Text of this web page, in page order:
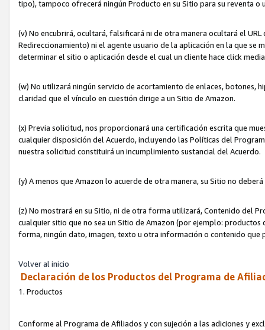
tipo), tampoco ofrecerá ningún Producto en su Sitio para su reventa o
(v) No encubrirá, ocultará, falsificará ni de otra manera ocultará el
Redireccionamiento) ni el agente usuario de la aplicación en la que
determinar el sitio o aplicación desde el cual un cliente hace click
(w) No utilizará ningún servicio de acortamiento de enlaces, botones,
claridad que el vínculo en cuestión dirige a un Sitio de Amazon.
(x) Previa solicitud, nos proporcionará una certificación escrita que
cualquier disposición del Acuerdo, incluyendo las Políticas del
nuestra solicitud constituirá un incumplimiento sustancial del Acuerdo.
(y) A menos que Amazon lo acuerde de otra manera, su Sitio no
(z) No mostrará en su Sitio, ni de otra forma utilizará, Contenido del
cualquier sitio que no sea un Sitio de Amazon (por ejemplo:
forma, ningún dato, imagen, texto u otra información o contenido
Volver al inicio
Declaración de los Productos del Programa de
1. Productos
Conforme al Programa de Afiliados y con sujeción a las adiciones y